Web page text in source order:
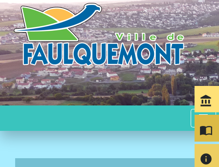
menu
account_balance
import_contacts
info